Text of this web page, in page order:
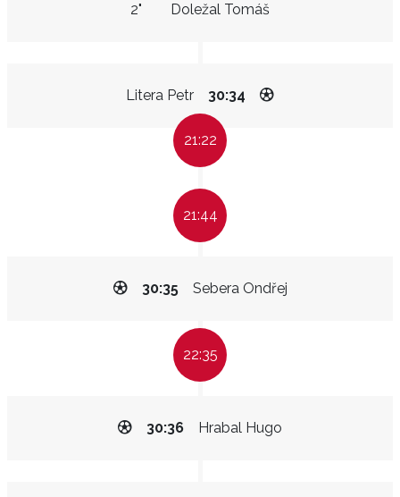
Doležal Tomáš
2"
Litera Petr 30:34
21:22
21:44
Sebera Ondřej
30:35
22:35
Hrabal Hugo
30:36